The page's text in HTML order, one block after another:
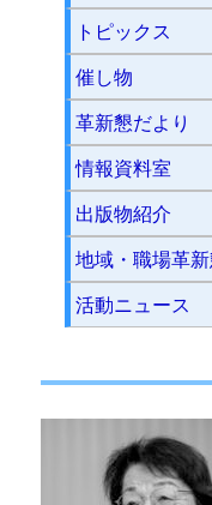
トピックス
催し物
革新懇だより
情報資料室
出版物紹介
地域・職場革
活動ニュース